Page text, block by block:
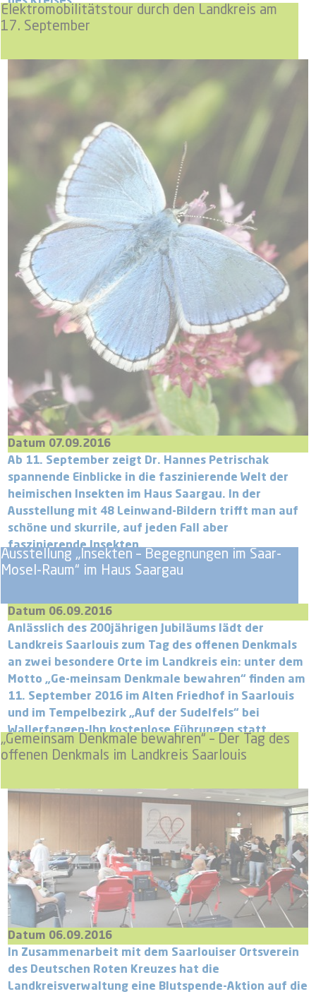
Elektromobilitätstour durch den Landkreis am
17. September
Ausstellung „Insekten – Begegnungen im Saar-
Mosel-Raum“ im Haus Saargau
Datum 07.09.2016
Ab 11. September zeigt Dr. Hannes Petrischak
spannende Einblicke in die faszinierende Welt der
heimischen Insekten im Haus Saargau. In der
Ausstellung mit 48 Leinwand-Bildern trifft man auf
schöne und skurrile, auf jeden Fall aber
faszinierende Insekten.
„Gemeinsam Denkmale bewahren“ – Der Tag des
offenen Denkmals im Landkreis Saarlouis
Datum 06.09.2016
Anlässlich des 200jährigen Jubiläums lädt der
Landkreis Saarlouis zum Tag des offenen Denkmals
an zwei besondere Orte im Landkreis ein: unter dem
Motto „Ge-meinsam Denkmale bewahren“ finden am
11. September 2016 im Alten Friedhof in Saarlouis
und im Tempelbezirk „Auf der Sudelfels“ bei
Wallerfangen-Ihn kostenlose Führungen statt.
Datum 06.09.2016
In Zusammenarbeit mit dem Saarlouiser Ortsverein
des Deutschen Roten Kreuzes hat die
Landkreisverwaltung eine Blutspende-Aktion auf die